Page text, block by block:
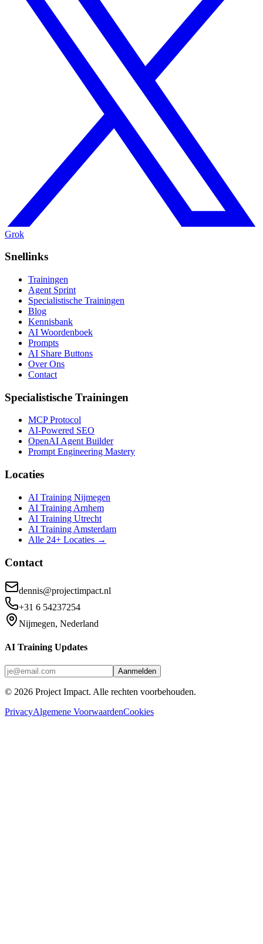
Grok
Snellinks
Trainingen
Agent Sprint
Specialistische Trainingen
Blog
Kennisbank
AI Woordenboek
Prompts
AI Share Buttons
Over Ons
Contact
Specialistische Trainingen
MCP Protocol
AI-Powered SEO
OpenAI Agent Builder
Prompt Engineering Mastery
Locaties
AI Training Nijmegen
AI Training Arnhem
AI Training Utrecht
AI Training Amsterdam
Alle 24+ Locaties →
Contact
dennis@projectimpact.nl
+31 6 54237254
Nijmegen, Nederland
AI Training Updates
Aanmelden
© 2026 Project Impact. Alle rechten voorbehouden.
PrivacyAlgemene VoorwaardenCookies